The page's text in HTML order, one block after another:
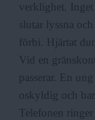
verklighet. Inget
slutar lyssna
förbi. Hjärtat
Vid en
passerar. En
oskyldig och
Telefonen